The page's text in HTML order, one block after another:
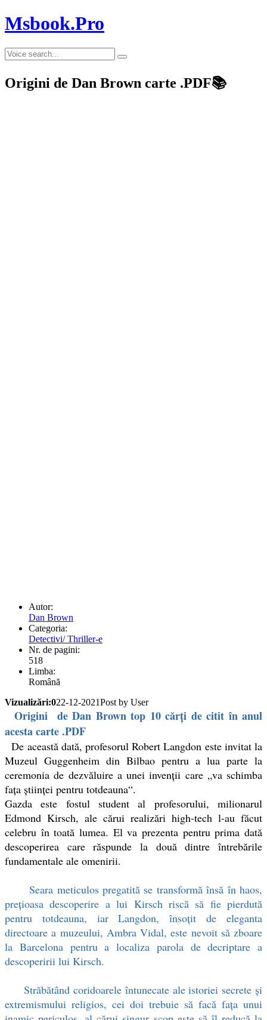
Msbook.Pro
Origini de Dan Brown carte .PDF📚
Autor:
Dan Brown
Categoria:
Detectivi/ Thriller-e
Nr. de pagini:
518
Limba:
Română
Vizualizări:022-12-2021Post by User
Origini de Dan Brown top 10 cărți de citit în anul
acesta carte .PDF
De această dată, profesorul Robert Langdon este invitat la
Muzeul Guggenheim din Bilbao pentru a lua parte la
ceremonia de dezvăluire a unei invenții care „va schimba
fața științei pentru totdeauna“.
Gazda este fostul student al profesorului, milionarul
Edmond Kirsch, ale cărui realizări high-tech l-au făcut
celebru în toată lumea. El va prezenta pentru prima dată
descoperirea care răspunde la două dintre întrebările
fundamentale ale omenirii.
Seara meticulos pregatită se transformă însă în haos,
prețioasa descoperire a lui Kirsch riscă să fie pierdută
pentru totdeauna, iar Langdon, însoțit de eleganta
directoare a muzeului, Ambra Vidal, este nevoit să zboare
la Barcelona pentru a localiza parola de decriptare a
descoperirii lui Kirsch.
Străbătând coridoarele întunecate ale istoriei secrete și
extremismului religios, cei doi trebuie să facă fața unui